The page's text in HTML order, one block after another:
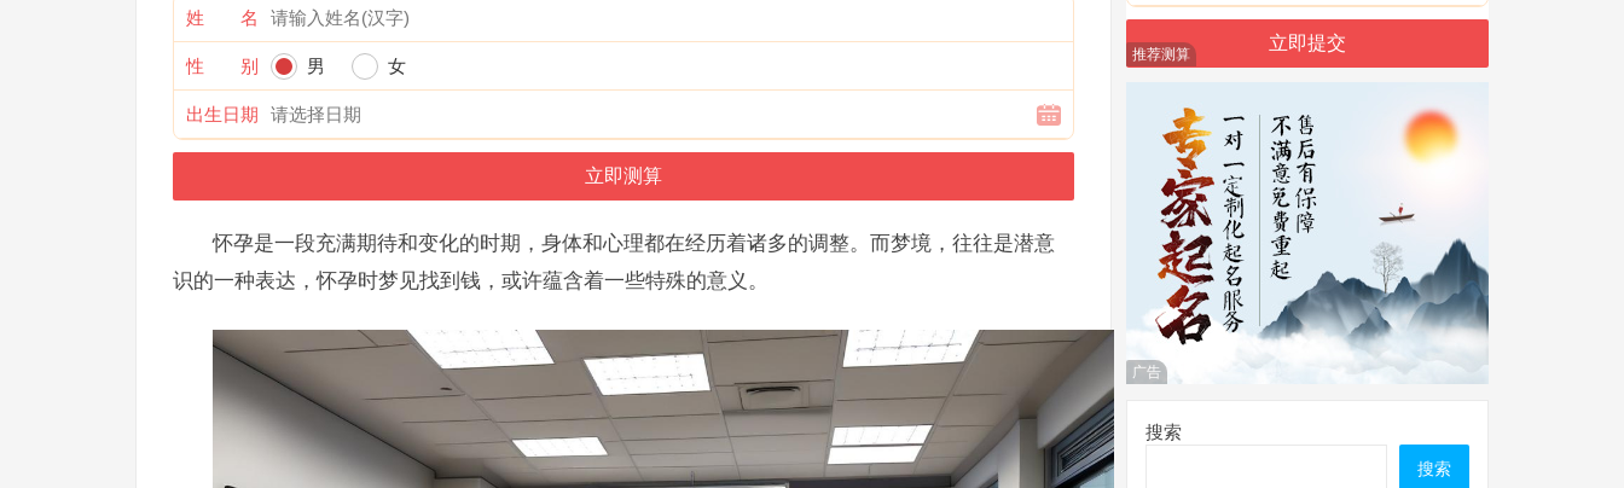
姓 名
性 别 男 女
出生日期
怀孕是一段充满期待和变化的时期，身体和心理都在经历着诸多的调整。而梦境，往往是潜意
识的一种表达，怀孕时梦见找到钱，或许蕴含着一些特殊的意义。
推荐测算
广告
搜索
搜索